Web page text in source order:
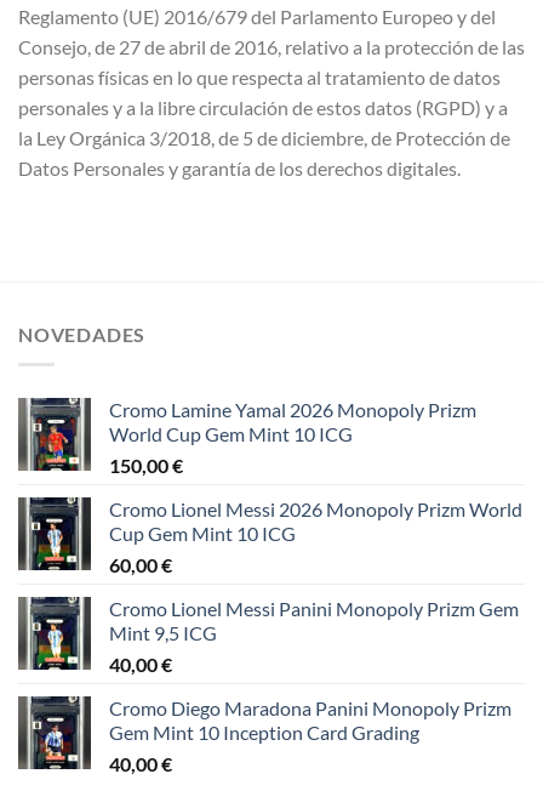
Reglamento (UE) 2016/679 del Parlamento Europeo y del
Consejo, de 27 de abril de 2016, relativo a la protección de las
personas físicas en lo que respecta al tratamiento de datos
personales y a la libre circulación de estos datos (RGPD) y a
la Ley Orgánica 3/2018, de 5 de diciembre, de Protección de
Datos Personales y garantía de los derechos digitales.
NOVEDADES
Cromo Lamine Yamal 2026 Monopoly Prizm
World Cup Gem Mint 10 ICG
150,00€
Cromo Lionel Messi 2026 Monopoly Prizm World
Cup Gem Mint 10 ICG
60,00€
Cromo Lionel Messi Panini Monopoly Prizm Gem
Mint 9,5 ICG
40,00€
Cromo Diego Maradona Panini Monopoly Prizm
Gem Mint 10 Inception Card Grading
40,00€